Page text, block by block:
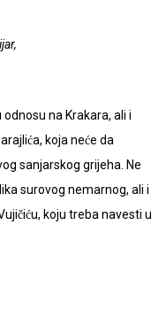
na Krakara, ali i
koja neće da
sanjarskog grijeha. Ne
surovog nemarnog, ali i
koju treba navesti u